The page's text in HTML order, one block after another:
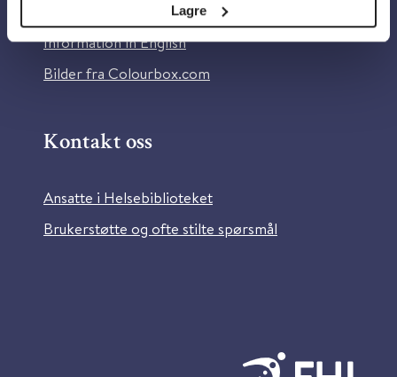
Lagre
Tilgjengelighetserklæring
Information in English
Bilder fra Colourbox.com
Kontakt oss
Ansatte i Helsebiblioteket
Brukerstøtte og ofte stilte spørsmål